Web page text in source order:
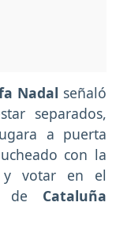
Nadal señaló
separados,
a puerta
con la
y votar en el
de Cataluña